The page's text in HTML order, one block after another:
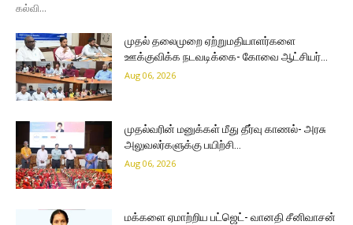
கல்வி...
முதல் தலைமுறை ஏற்றுமதியாளர்களை
ஊக்குவிக்க நடவடிக்கை- கோவை ஆட்சியர்…
Aug 06, 2026
முதல்வரின் மனுக்கள் மீது தீர்வு காணல்- அரசு
அலுவலர்களுக்கு பயிற்சி…
Aug 06, 2026
மக்களை ஏமாற்றிய பட்ஜெட்- வானதி சீனிவாசன்